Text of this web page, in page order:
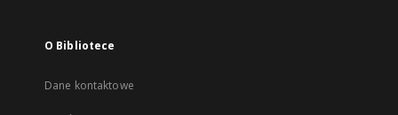
O Bibliotece
Dane kontaktowe